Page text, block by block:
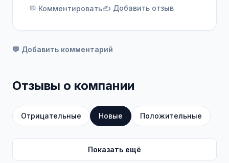
💬 Комментировать✍️ Добавить отзыв
💬 Добавить комментарий
Отзывы о компании
Отрицательные Новые Положительные
Показать ещё